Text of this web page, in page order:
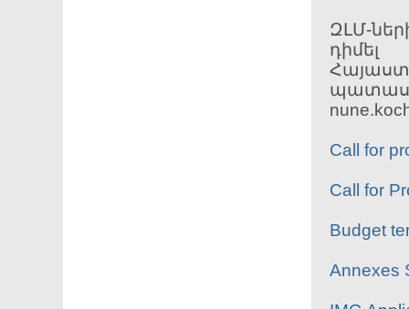
ԶԼՄ-
դիմել
Call for
Call for
Budget
Annexes